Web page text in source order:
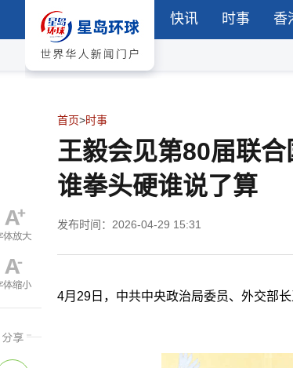
快讯 时事 香
首页>时事
王毅会见第80届联
谁拳头硬谁说了算
发布时间：2026-04-29 15:31
4月29日，中共中央政治局委员、外交部